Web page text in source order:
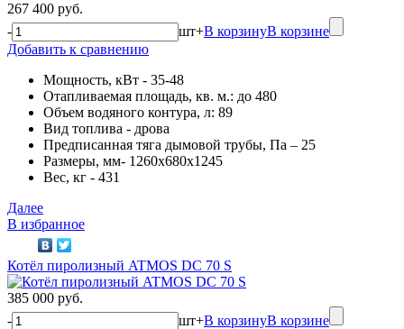
267 400 руб.
-
шт+В корзинуВ корзине
Добавить к сравнению
Мощность, кВт - 35-48
Отапливаемая площадь, кв. м.: до 480
Объем водяного контура, л: 89
Вид топлива - дрова
Предписанная тяга дымовой трубы, Па – 25
Размеры, мм- 1260х680х1245
Вес, кг - 431
Далее
В избранное
Котёл пиролизный ATMOS DC 70 S
385 000 руб.
-
шт+В корзинуВ корзине